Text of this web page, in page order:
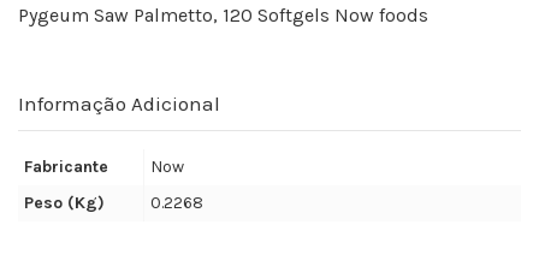
Pygeum Saw Palmetto, 120 Softgels Now foods
Informação Adicional
Fabricante
Now
Peso (Kg)
0.2268